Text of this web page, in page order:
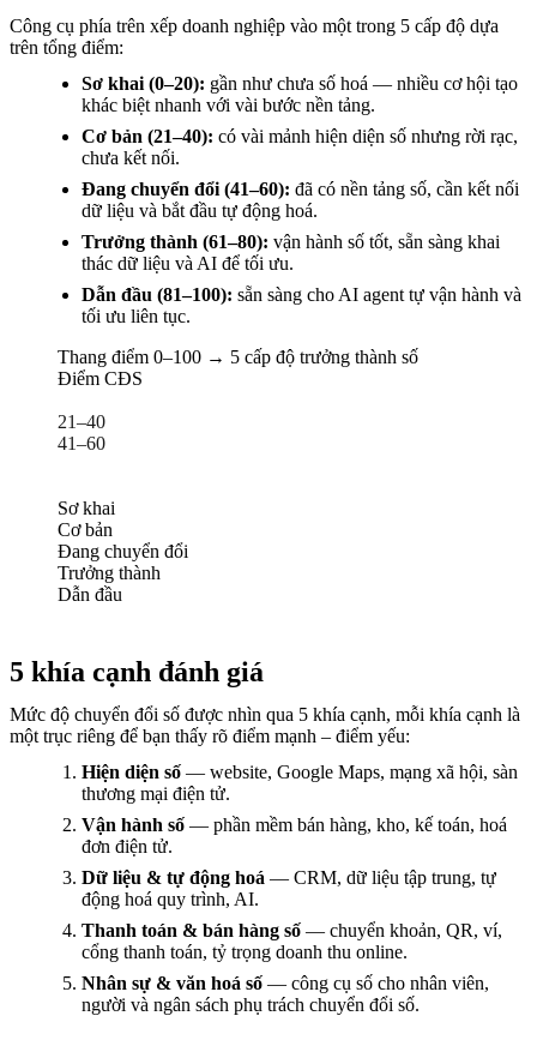
Công cụ phía trên xếp doanh nghiệp vào một trong 5 cấp độ dựa
trên tổng điểm:
Sơ khai (0–20): gần như chưa số hoá — nhiều cơ hội tạo
khác biệt nhanh với vài bước nền tảng.
Cơ bản (21–40): có vài mảnh hiện diện số nhưng rời rạc,
chưa kết nối.
Đang chuyển đổi (41–60): đã có nền tảng số, cần kết nối
dữ liệu và bắt đầu tự động hoá.
Trưởng thành (61–80): vận hành số tốt, sẵn sàng khai
thác dữ liệu và AI để tối ưu.
Dẫn đầu (81–100): sẵn sàng cho AI agent tự vận hành và
tối ưu liên tục.
Thang điểm 0–100 → 5 cấp độ trưởng thành số
Điểm CĐS
21–40
41–60
Sơ khai
Cơ bản
Đang chuyển đổi
Trưởng thành
Dẫn đầu
5 khía cạnh đánh giá
Mức độ chuyển đổi số được nhìn qua 5 khía cạnh, mỗi khía cạnh là
một trục riêng để bạn thấy rõ điểm mạnh – điểm yếu:
Hiện diện số — website, Google Maps, mạng xã hội, sàn
thương mại điện tử.
Vận hành số — phần mềm bán hàng, kho, kế toán, hoá
đơn điện tử.
Dữ liệu & tự động hoá — CRM, dữ liệu tập trung, tự
động hoá quy trình, AI.
Thanh toán & bán hàng số — chuyển khoản, QR, ví,
cổng thanh toán, tỷ trọng doanh thu online.
Nhân sự & văn hoá số — công cụ số cho nhân viên,
người và ngân sách phụ trách chuyển đổi số.